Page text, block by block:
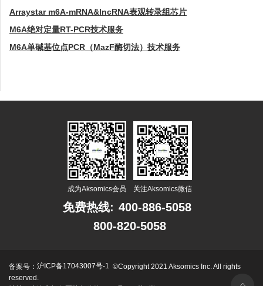
Arraystar m6A-mRNA&lncRNA表观转录组芯片
M6A绝对定量RT-PCR技术服务
M6A单碱基位点PCR（MazF酶切法）技术服务
成为Aksomics会员 关注Aksomics微信
免费热线: 400-886-5058
800-820-5058
备案号： 沪ICP备17043007号-1 ©Copyright 2021 Aksomics Inc. All rights
reserved.